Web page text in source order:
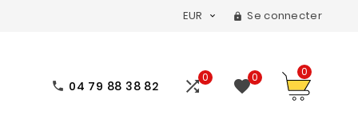
EUR   Se connecter
 04 79 88 38 82 0 0 0